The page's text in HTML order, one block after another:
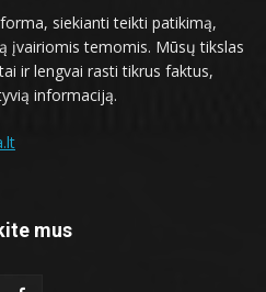
siekianti teikti patikimą,
įvairiomis temomis. Mūsų tikslas
ir lengvai rasti tikrus faktus,
informaciją.
mus